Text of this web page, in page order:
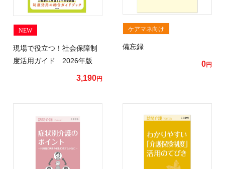
NEW
現場で役立つ！社会保障制
度活用ガイド 2026年版
3,190円
ケアマネ向け
備忘録
0円